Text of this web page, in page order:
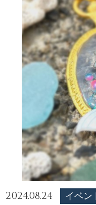
2024.08.24 イベン